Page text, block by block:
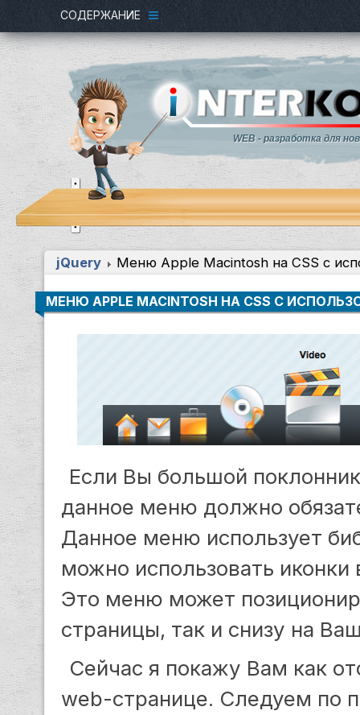
СОДЕРЖАНИЕ
WEB - разработка для
jQuery Меню Apple Macintosh на CSS с
МЕНЮ APPLE MACINTOSH НА CSS С
Если Вы большой
данное меню должно
Данное меню использует
можно использовать
Это меню может
страницы, так и снизу на
Сейчас я покажу Вам как
web-странице. Следуем по